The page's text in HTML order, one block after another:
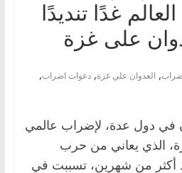
غدًا تنديدًا
على غزة
, العدوان علي غزة, دعوات اضراب,
في دول عدة، لإضراب عالمي
الذي يعاني من حرب
أكثر من شهرين، تسببت في